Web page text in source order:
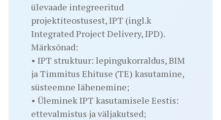
ülevaade integreeritud
projektiteostusest, IPT (ingl.k
Integrated Project Delivery, IPD).
Märksõnad:
• IPT struktuur: lepingukorraldus, BIM
ja Timmitus Ehituse (TE) kasutamine,
süsteemne lähenemine;
• Üleminek IPT kasutamisele Eestis:
ettevalmistus ja väljakutsed;